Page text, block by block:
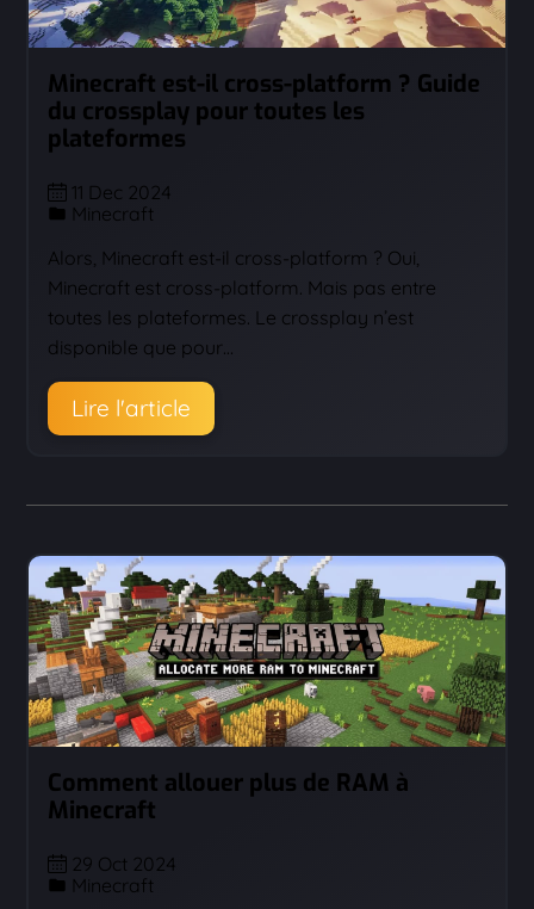
Minecraft est-il cross-platform ? Guide
du crossplay pour toutes les
plateformes
11 Dec 2024
Minecraft
Alors, Minecraft est-il cross-platform ? Oui,
Minecraft est cross-platform. Mais pas entre
toutes les plateformes. Le crossplay n’est
disponible que pour…
Lire l'article
Comment allouer plus de RAM à
Minecraft
29 Oct 2024
Minecraft